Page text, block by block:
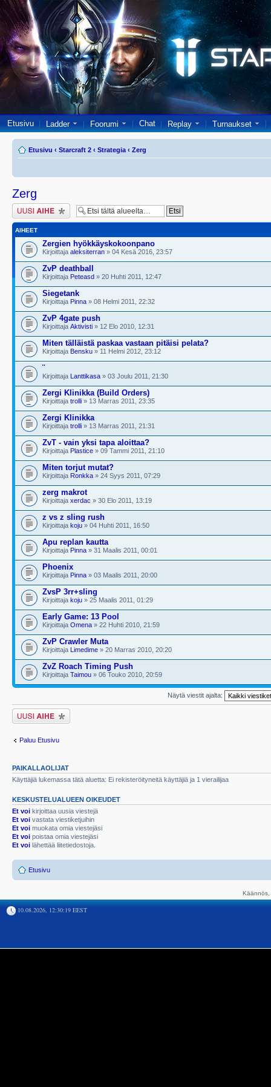
Etusivu Ladder Foorumi Chat Replay Turnaukset
Etusivu ‹ Starcraft 2 ‹ Strategia ‹ Zerg
Zerg
Lähetä uusi viesti
AIHEET
Zergien hyökkäyskokoonpano
Kirjoittaja aleksiterran » 04 Kesä 2016, 23:57
ZvP deathball
Kirjoittaja Peteasd » 20 Huhti 2011, 12:47
Siegetank
Kirjoittaja Pinna » 08 Helmi 2011, 22:32
ZvP 4gate push
Kirjoittaja Aktivisti » 12 Elo 2010, 12:31
Miten tälläistä paskaa vastaan pitäisi pelata?
Kirjoittaja Bensku » 11 Helmi 2012, 23:12
¨
Kirjoittaja Lanttikasa » 03 Joulu 2011, 21:30
Zergi Klinikka (Build Orders)
Kirjoittaja trolli » 13 Marras 2011, 23:35
Zergi Klinikka
Kirjoittaja trolli » 13 Marras 2011, 21:31
ZvT - vain yksi tapa aloittaa?
Kirjoittaja Plastice » 09 Tammi 2011, 21:10
Miten torjut mutat?
Kirjoittaja Ronkka » 24 Syys 2011, 07:29
zerg makrot
Kirjoittaja xerdac » 30 Elo 2011, 13:19
z vs z sling rush
Kirjoittaja koju » 04 Huhti 2011, 16:50
Apu replan kautta
Kirjoittaja Pinna » 31 Maalis 2011, 00:01
Phoenix
Kirjoittaja Pinna » 03 Maalis 2011, 20:00
ZvsP 3rr+sling
Kirjoittaja koju » 25 Maalis 2011, 01:29
Early Game: 13 Pool
Kirjoittaja Omena » 22 Huhti 2010, 21:59
ZvP Crawler Muta
Kirjoittaja Limedime » 20 Marras 2010, 20:20
ZvZ Roach Timing Push
Kirjoittaja Taimou » 06 Touko 2010, 20:59
Näytä viestit ajalta:
Lähetä uusi viesti
Paluu Etusivu
PAIKALLAOLIJAT
Käyttäjiä lukemassa tätä aluetta: Ei rekisteröityneitä käyttäjiä ja 1 vierailijaa
KESKUSTELUALUEEN OIKEUDET
Et voi kirjoittaa uusia viestejä
Et voi vastata viestiketjuihin
Et voi muokata omia viestejäsi
Et voi poistaa omia viestejäsi
Et voi lähettää liitetiedostoja.
Etusivu
10.08.2026, 12:30:19 EEST